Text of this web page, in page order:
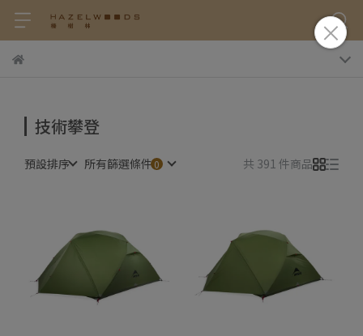
技術攀登
預設排序 所有篩選條件 共 391 件商品